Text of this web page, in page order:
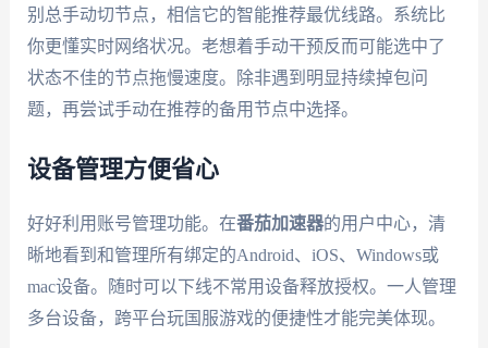
别总手动切节点，相信它的智能推荐最优线路。系统比
你更懂实时网络状况。老想着手动干预反而可能选中了
状态不佳的节点拖慢速度。除非遇到明显持续掉包问
题，再尝试手动在推荐的备用节点中选择。
设备管理方便省心
好好利用账号管理功能。在番茄加速器的用户中心，清
晰地看到和管理所有绑定的Android、iOS、Windows或
mac设备。随时可以下线不常用设备释放授权。一人管理
多台设备，跨平台玩国服游戏的便捷性才能完美体现。